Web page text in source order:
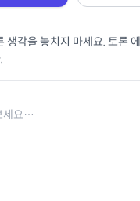
생각을 놓치지 마세요. 토론